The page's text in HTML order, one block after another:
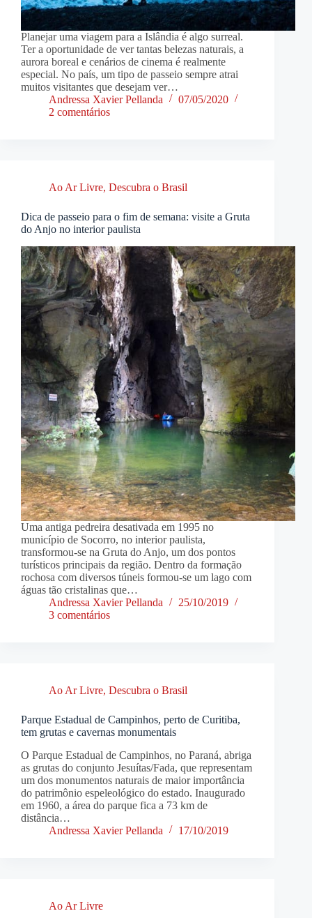
Planejar uma viagem para a Islândia é algo surreal.
Ter a oportunidade de ver tantas belezas naturais, a
aurora boreal e cenários de cinema é realmente
especial. No país, um tipo de passeio sempre atrai
muitos visitantes que desejam ver…
Andressa Xavier Pellanda
07/05/2020
2 comentários
Ao Ar Livre, Descubra o Brasil
Dica de passeio para o fim de semana: visite a Gruta
do Anjo no interior paulista
Uma antiga pedreira desativada em 1995 no
município de Socorro, no interior paulista,
transformou-se na Gruta do Anjo, um dos pontos
turísticos principais da região. Dentro da formação
rochosa com diversos túneis formou-se um lago com
águas tão cristalinas que…
Andressa Xavier Pellanda
25/10/2019
3 comentários
Ao Ar Livre, Descubra o Brasil
Parque Estadual de Campinhos, perto de Curitiba,
tem grutas e cavernas monumentais
O Parque Estadual de Campinhos, no Paraná, abriga
as grutas do conjunto Jesuítas/Fada, que representam
um dos monumentos naturais de maior importância
do patrimônio espeleológico do estado. Inaugurado
em 1960, a área do parque fica a 73 km de
distância…
Andressa Xavier Pellanda
17/10/2019
Ao Ar Livre